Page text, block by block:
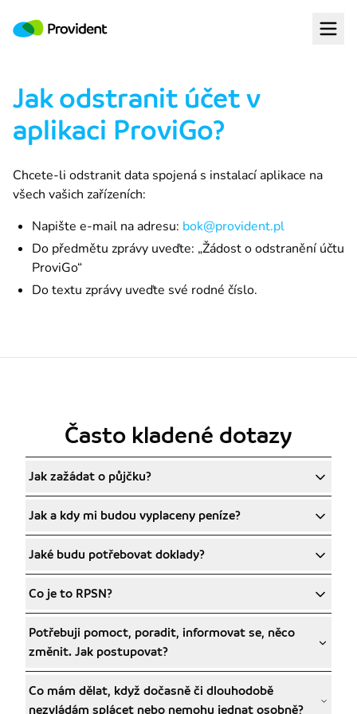
Provident Financial s. r. o. Open
Půjčka Provi Desetinka
Provi Pojištění
Proč Provident
Garance celkové ceny
Seznamte se s našimi závazky a hodnotami, které jsou základem
O nás
Provident Financial s.r.o. působí na českém trhu již od roku 1997
Aktuality z Providentu
Spousta tipů, jak ušetřit, právní poradna, příběhy z Providentu i
Napsali o Neviditelných
1,3 milionu Čechů je Neviditelných Společensky odpovědným
Napsali o nás
O Providentu se můžete pravidelně dočíst v různých médiích.
Kariéra v Providentu
Jak odstranit účet v
aplikaci ProviGo?
Chcete-li odstranit data spojená s instalací aplikace na
všech vašich zařízeních:
Napište e-mail na adresu: bok@provident.pl
Do předmětu zprávy uveďte: „Žádost o odstranění účtu
ProviGo“
Do textu zprávy uveďte své rodné číslo.
Často kladené dotazy
Jak zažádat o půjčku?
Jak a kdy mi budou vyplaceny peníze?
Jaké budu potřebovat doklady?
Co je to RPSN?
Potřebuji pomoct, poradit, informovat se, něco
změnit. Jak postupovat?
Co mám dělat, když dočasně či dlouhodobě
nezvládám splácet nebo nemohu jednat osobně?